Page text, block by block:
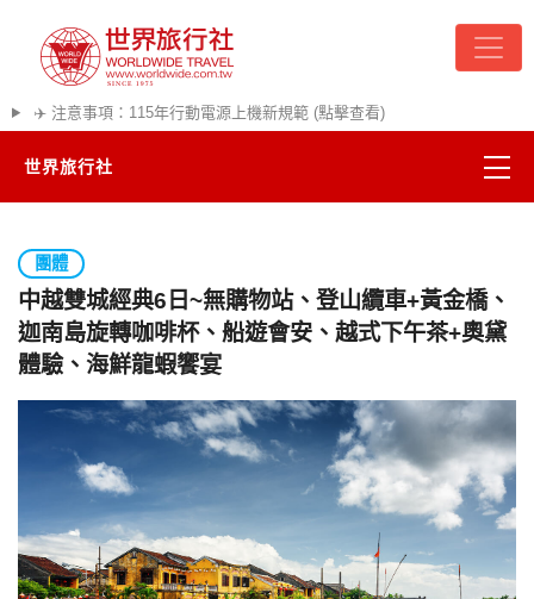
✈️ 注意事項：115年行動電源上機新規範 (點擊查看)
世界旅行社
熱門韓國
超夯日本
悠遊美加
遊輪河輪
世界臻旅
團體
中越雙城經典6日~無購物站、登山纜車+黃金橋、
迦南島旋轉咖啡杯、船遊會安、越式下午茶+奧黛
體驗、海鮮龍蝦饗宴